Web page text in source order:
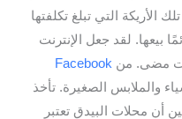
الأريكة التي تبلغ تكلفتها
بيعها. لقد جعل الإنترنت
مضى. من Facebook
والملابس الصغيرة. تأخذ
أن محلات البيدق تعتبر